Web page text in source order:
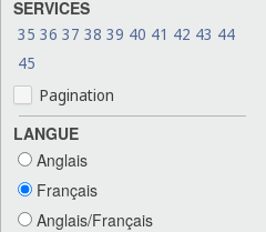
SERVICES
35 36 37 38 39 40 41 42 43 44
45
Pagination
LANGUE
Anglais
Français
Anglais/Français